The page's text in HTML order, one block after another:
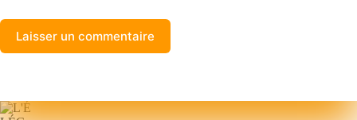
Laisser un commentaire